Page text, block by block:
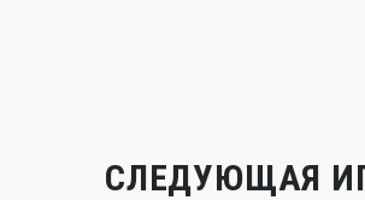
СЛЕДУЮЩАЯ